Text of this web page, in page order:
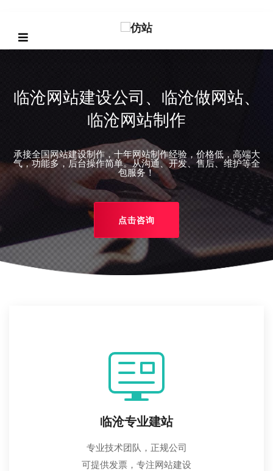
临沧网站建设公司、临沧做网站、
临沧网站制作
承接全国网站建设制作，十年网站制作经验，价格低，高端大
气，功能多，后台操作简单。从沟通、开发、售后、维护等全
包服务！
点击咨询
临沧专业建站
专业技术团队，正规公司
可提供发票，专注网站建设